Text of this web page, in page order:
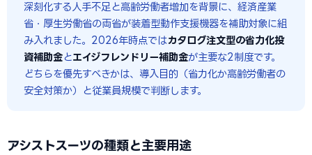
深刻化する人手不足と高齢労働者増加を背景に、経済産業
省・厚生労働省の両省が装着型動作支援機器を補助対象に組
み入れました。2026年時点ではカタログ注文型の省力化投
資補助金 とエイジフレンドリー補助金が主要な2制度です。
どちらを優先すべきかは、導入目的（省力化か高齢労働者の
安全対策か）と従業員規模で判断します。
アシストスーツの種類と主要用途